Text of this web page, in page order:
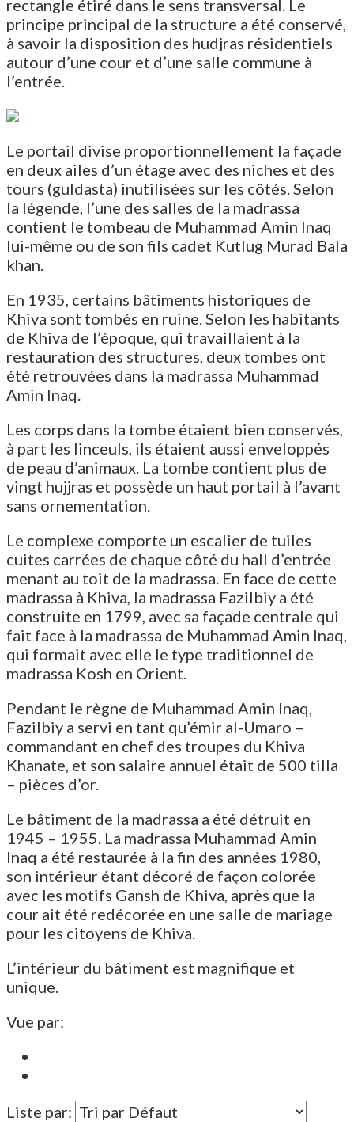
rectangle étiré dans le sens transversal. Le
principe principal de la structure a été conservé,
à savoir la disposition des hudjras résidentiels
autour d’une cour et d’une salle commune à
l’entrée.
Le portail divise proportionnellement la façade
en deux ailes d’un étage avec des niches et des
tours (guldasta) inutilisées sur les côtés. Selon
la légende, l’une des salles de la madrassa
contient le tombeau de Muhammad Amin Inaq
lui-même ou de son fils cadet Kutlug Murad Bala
khan.
En 1935, certains bâtiments historiques de
Khiva sont tombés en ruine. Selon les habitants
de Khiva de l’époque, qui travaillaient à la
restauration des structures, deux tombes ont
été retrouvées dans la madrassa Muhammad
Amin Inaq.
Les corps dans la tombe étaient bien conservés,
à part les linceuls, ils étaient aussi enveloppés
de peau d’animaux. La tombe contient plus de
vingt hujjras et possède un haut portail à l’avant
sans ornementation.
Le complexe comporte un escalier de tuiles
cuites carrées de chaque côté du hall d’entrée
menant au toit de la madrassa. En face de cette
madrassa à Khiva, la madrassa Fazilbiy a été
construite en 1799, avec sa façade centrale qui
fait face à la madrassa de Muhammad Amin Inaq,
qui formait avec elle le type traditionnel de
madrassa Kosh en Orient.
Pendant le règne de Muhammad Amin Inaq,
Fazilbiy a servi en tant qu’émir al-Umaro –
commandant en chef des troupes du Khiva
Khanate, et son salaire annuel était de 500 tilla
– pièces d’or.
Le bâtiment de la madrassa a été détruit en
1945 – 1955. La madrassa Muhammad Amin
Inaq a été restaurée à la fin des années 1980,
son intérieur étant décoré de façon colorée
avec les motifs Gansh de Khiva, après que la
cour ait été redécorée en une salle de mariage
pour les citoyens de Khiva.
L’intérieur du bâtiment est magnifique et
unique.
Vue par:
Liste par: